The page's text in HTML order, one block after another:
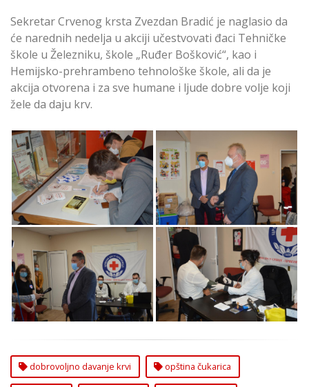
Sekretar Crvenog krsta Zvezdan Bradić je naglasio da
će narednih nedelja u akciji učestvovati đaci Tehničke
škole u Železniku, škole „Ruđer Bošković“, kao i
Hemijsko-prehrambeno tehnološke škole, ali da je
akcija otvorena i za sve humane i ljude dobre volje koji
žele da daju krv.
Srednjoškolci
Trinaeste Gimnazije
Dobrovoljni Davaoci
Krvi na Čukarici
Srednjoškolci
Trinaeste Gimnazije
Dobrovoljni Davaoci
Krvi na Čukarici
Srednjoškolci
Trinaeste Gimnazije
Dobrovoljni Davaoci
Krvi na Čukarici
Srednjoškolci
Trinaeste Gimnazije
Dobrovoljni Davaoci
Krvi na Čukarici
dobrovoljno davanje krvi opština čukarica